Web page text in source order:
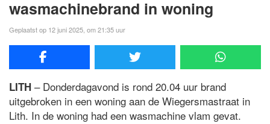
wasmachinebrand in woning
Geplaatst op 12 juni 2025, om 21:35 uur
LITH – Donderdagavond is rond 20.04 uur brand
uitgebroken in een woning aan de Wiegersmastraat in
Lith. In de woning had een wasmachine vlam gevat.